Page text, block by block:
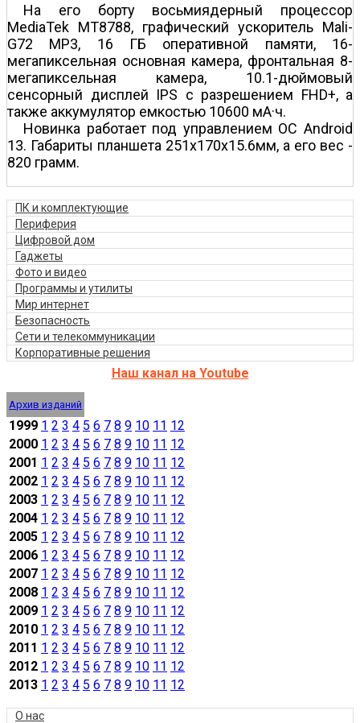
На его борту восьмиядерный процессор
MediaTek MT8788, графический ускоритель Mali-
G72 MP3, 16 ГБ оперативной памяти, 16-
мегапиксельная основная камера, фронтальная 8-
мегапиксельная камера, 10.1-дюймовый
сенсорный дисплей IPS с разрешением FHD+, а
также аккумулятор емкостью 10600 мА·ч.
Новинка работает под управлением ОС Android
13. Габариты планшета 251х170х15.6мм, а его вес -
820 грамм.
ПК и комплектующие
Периферия
Цифровой дом
Гаджеты
Фото и видео
Программы и утилиты
Мир интернет
Безопасность
Сети и телекоммуникации
Корпоративные решения
Наш канал на Youtube
Архив изданий
1999 1 2 3 4 5 6 7 8 9 10 11 12
2000 1 2 3 4 5 6 7 8 9 10 11 12
2001 1 2 3 4 5 6 7 8 9 10 11 12
2002 1 2 3 4 5 6 7 8 9 10 11 12
2003 1 2 3 4 5 6 7 8 9 10 11 12
2004 1 2 3 4 5 6 7 8 9 10 11 12
2005 1 2 3 4 5 6 7 8 9 10 11 12
2006 1 2 3 4 5 6 7 8 9 10 11 12
2007 1 2 3 4 5 6 7 8 9 10 11 12
2008 1 2 3 4 5 6 7 8 9 10 11 12
2009 1 2 3 4 5 6 7 8 9 10 11 12
2010 1 2 3 4 5 6 7 8 9 10 11 12
2011 1 2 3 4 5 6 7 8 9 10 11 12
2012 1 2 3 4 5 6 7 8 9 10 11 12
2013 1 2 3 4 5 6 7 8 9 10 11 12
О нас